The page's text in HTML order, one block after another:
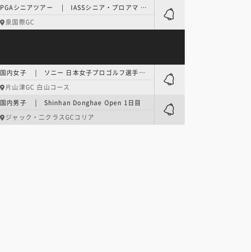
PGAシニアツアー | IASSシニア・プロアマ 最終日
泉国際GC
国内女子 | ソニー 日本女子プロゴルフ選手権大会 第1日
片山津GC 白山コース
国内男子 | Shinhan Donghae Open 1日目
ジャック・二クラスGCコリア